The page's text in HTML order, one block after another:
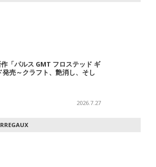
「パルス GMT フロステッド ギ
発売～クラフト、艶消し、そし
2026.7.27